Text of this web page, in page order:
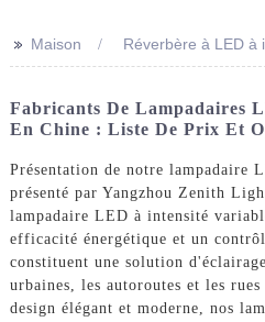
>> Maison Réverbère à LED à
Fabricants De Lampadaires
En Chine : Liste De Prix Et
Présentation de notre lampadaire
présenté par Yangzhou Zenith
lampadaire LED à intensité
efficacité énergétique et un
constituent une solution
urbaines, les autoroutes et les
design élégant et moderne, nos